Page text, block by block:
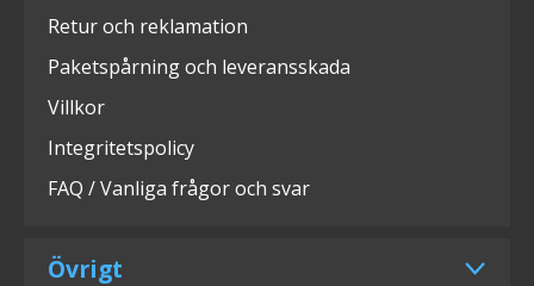
Retur och reklamation
Paketspårning och leveransskada
Villkor
Integritetspolicy
FAQ / Vanliga frågor och svar
Övrigt